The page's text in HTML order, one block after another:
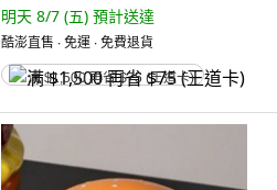
明天 8/7 (五) 預計送達
酷澎直售 ∙ 免運 ∙ 免費退貨
满 $1,500 再省 $75 (王道卡)